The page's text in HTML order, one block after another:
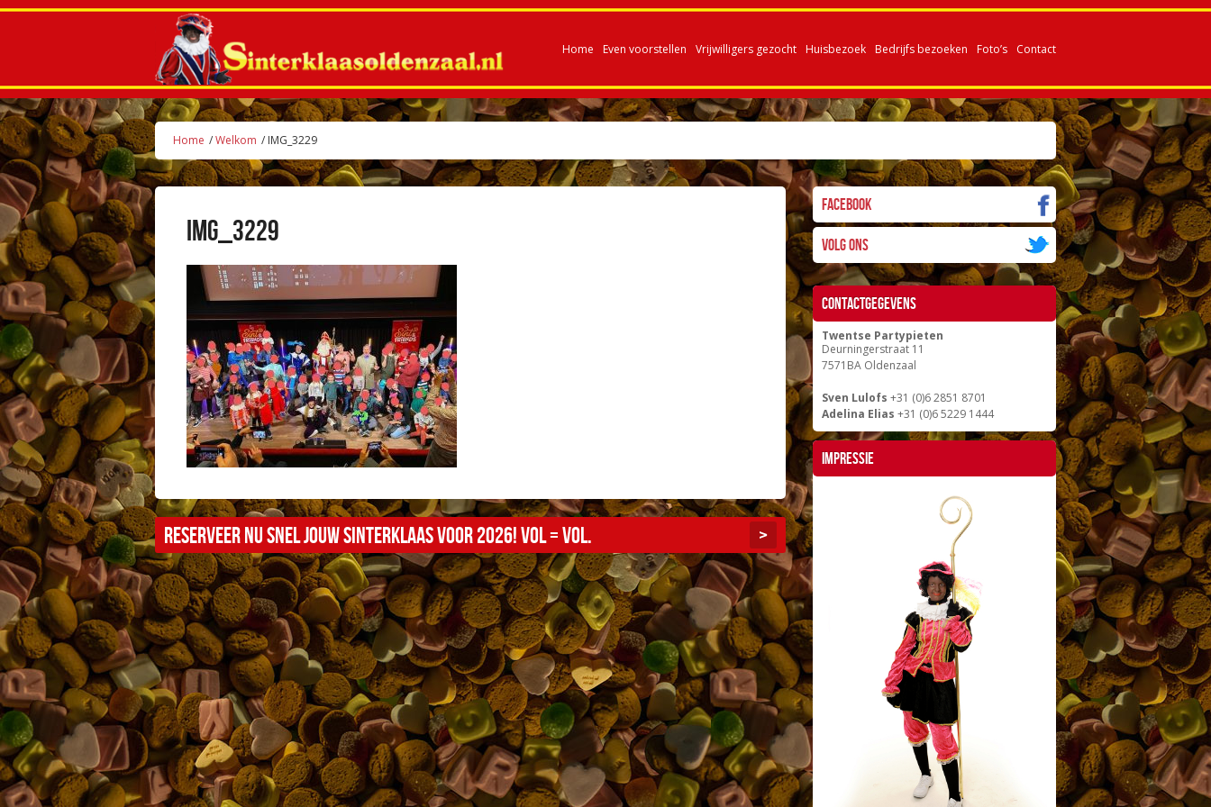
Home Even voorstellen Vrijwilligers gezocht Huisbezoek Bedrijfs bezoeken Foto’s Contact
Home /Welkom / IMG_3229
IMG_3229
Reserveer nu snel jouw sinterklaas voor 2026! Vol = vol. >
Facebook
Volg ons
Contactgegevens
Twentse Partypieten
Deurningerstraat 11
7571BA Oldenzaal
Sven Lulofs +31 (0)6 2851 8701
Adelina Elias +31 (0)6 5229 1444
Impressie